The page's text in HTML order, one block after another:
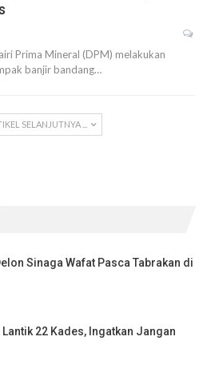
Prima Mineral (DPM) melakukan
banjir bandang…
SELANJUTNYA ...
Sinaga Wafat Pasca Tabrakan di
Lantik 22 Kades, Ingatkan Jangan